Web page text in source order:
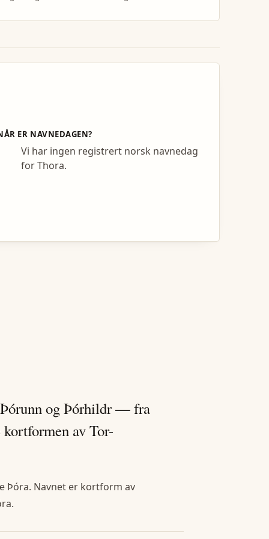
ER NAVNEDAGEN?
Vi har ingen registrert norsk navnedag
for Thora.
Þórunn og Þórhildr — fra
av Tor-
Þóra. Navnet er kortform av